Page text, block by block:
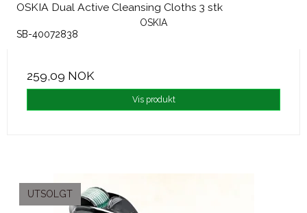
OSKIA Dual Active Cleansing Cloths 3 stk
OSKIA
SB-40072838
259,09 NOK
Vis produkt
UTSOLGT